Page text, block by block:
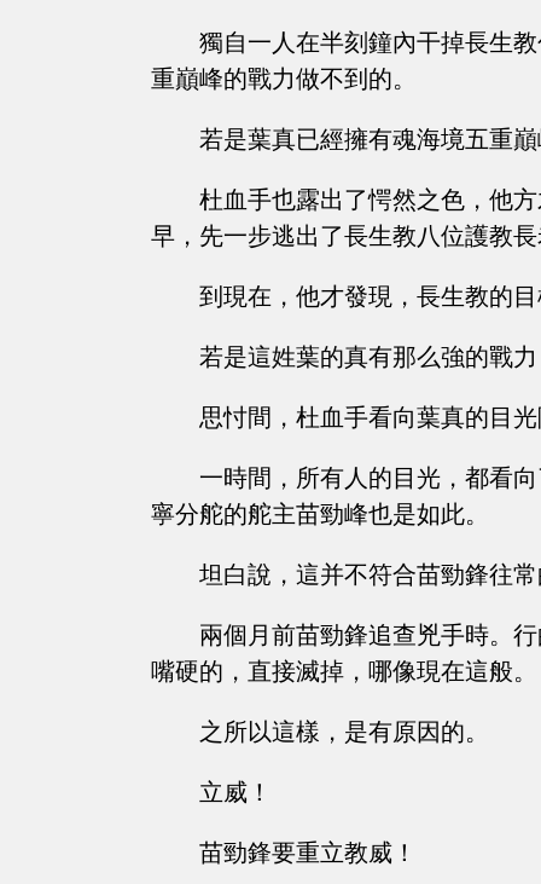
獨自一人在半刻鐘內干掉長生
重巔峰的戰力做不到的。
若是葉真已經擁有魂海境五重
杜血手也露出了愕然之色，他
早，先一步逃出了長生教八位護教
到現在，他才發現，長生教的
若是這姓葉的真有那么強的戰
思忖間，杜血手看向葉真的目
一時間，所有人的目光，都看
寧分舵的舵主苗勁峰也是如此。
坦白說，這并不符合苗勁鋒往
兩個月前苗勁鋒追查兇手時。
嘴硬的，直接滅掉，哪像現在這般。
之所以這樣，是有原因的。
立威！
苗勁鋒要重立教威！